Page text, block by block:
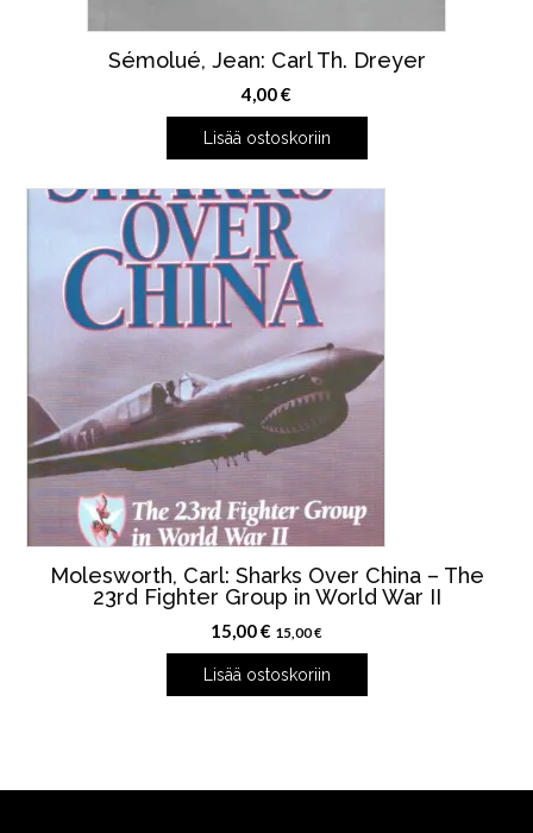
Sémolué, Jean: Carl Th. Dreyer
4,00€
Lisää ostoskoriin
Molesworth, Carl: Sharks Over China – The
23rd Fighter Group in World War II
15,00€ 15,00€
Lisää ostoskoriin